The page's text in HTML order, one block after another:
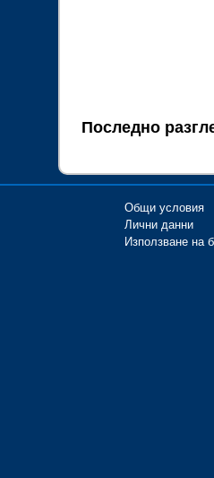
Последно
Общи условия
Лични данни
Използване на